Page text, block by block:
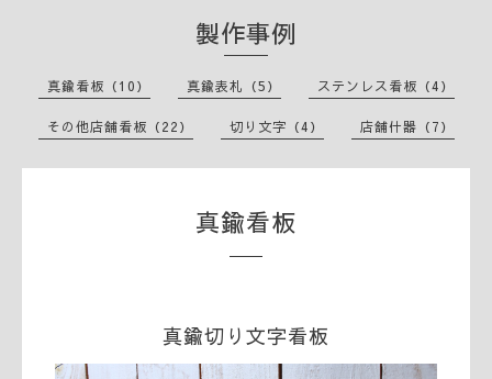
製作事例
真鍮看板（10） 真鍮表札（5） ステンレス看板（4）
その他店舗看板（22） 切り文字（4） 店舗什器（7）
真鍮看板
真鍮切り文字看板